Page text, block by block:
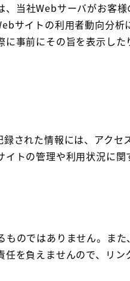
当社Webサーバがお客
サイトの利用者動向分
事前にその旨を表示し
された情報には、アク
トの管理や利用状況に関
のではありません。ま
を負えませんので、リ